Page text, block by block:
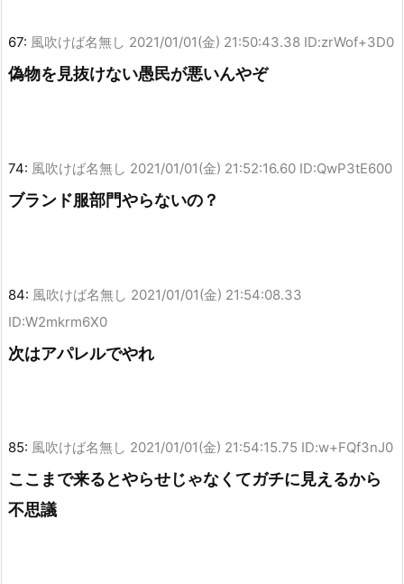
67: 風吹けば名無し 2021/01/01(金) 21:50:43.38 ID:zrWof+3D0
偽物を見抜けない愚民が悪いんやぞ
74: 風吹けば名無し 2021/01/01(金) 21:52:16.60 ID:QwP3tE600
ブランド服部門やらないの？
84: 風吹けば名無し 2021/01/01(金) 21:54:08.33
ID:W2mkrm6X0
次はアパレルでやれ
85: 風吹けば名無し 2021/01/01(金) 21:54:15.75 ID:w+FQf3nJ0
ここまで来るとやらせじゃなくてガチに見えるから
不思議